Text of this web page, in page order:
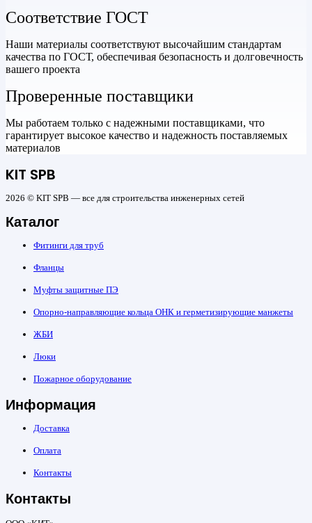
Соответствие ГОСТ
Наши материалы соответствуют высочайшим стандартам
качества по ГОСТ, обеспечивая безопасность и долговечность
вашего проекта
Проверенные поставщики
Мы работаем только с надежными поставщиками, что
гарантирует высокое качество и надежность поставляемых
материалов
KIT SPB
2026 © KIT SPB — все для строительства инженерных сетей
Каталог
Фитинги для труб
Фланцы
Муфты защитные ПЭ
Опорно-направляющие кольца ОНК и герметизирующие манжеты
ЖБИ
Люки
Пожарное оборудование
Информация
Доставка
Оплата
Контакты
Контакты